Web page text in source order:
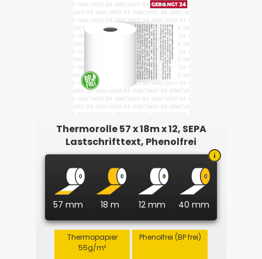
Thermorolle 57 x 18m x 12, SEPA
Lastschrifttext, Phenolfrei
57 mm 18 m 12 mm 40 mm
Thermopapier
55g/m²
Phenolfrei (BP frei)